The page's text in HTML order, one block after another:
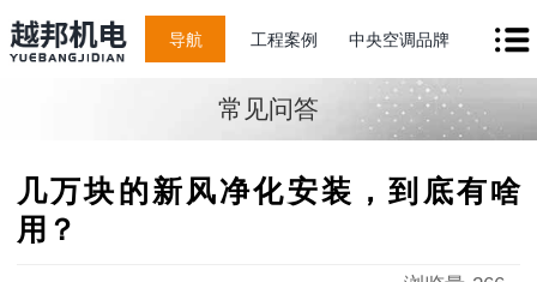
导航 工程案例 中央空调品牌
常见问答
几万块的新风净化安装，到底有啥
用？